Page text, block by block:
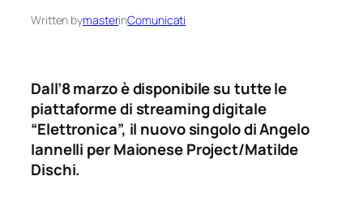
Written bymasterinComunicati
Dall’8 marzo è disponibile su tutte le
piattaforme di streaming digitale
“Elettronica”, il nuovo singolo di Angelo
Iannelli per Maionese Project/Matilde
Dischi.